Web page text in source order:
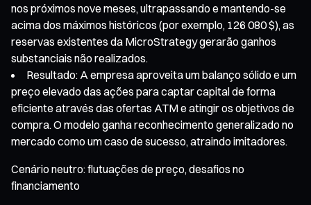
nos próximos nove meses, ultrapassando e mantendo-se
acima dos máximos históricos (por exemplo, 126 080 $), as
reservas existentes da MicroStrategy gerarão ganhos
substanciais não realizados.
Resultado: A empresa aproveita um balanço sólido e um
preço elevado das ações para captar capital de forma
eficiente através das ofertas ATM e atingir os objetivos de
compra. O modelo ganha reconhecimento generalizado no
mercado como um caso de sucesso, atraindo imitadores.
Cenário neutro: flutuações de preço, desafios no
financiamento